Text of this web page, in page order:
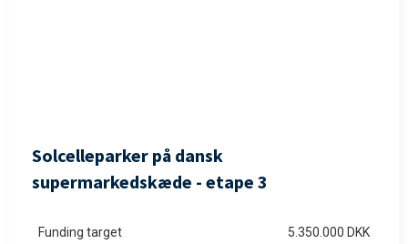
Solcelleparker på dansk
supermarkedskæde - etape 3
Funding target 5.350.000 DKK